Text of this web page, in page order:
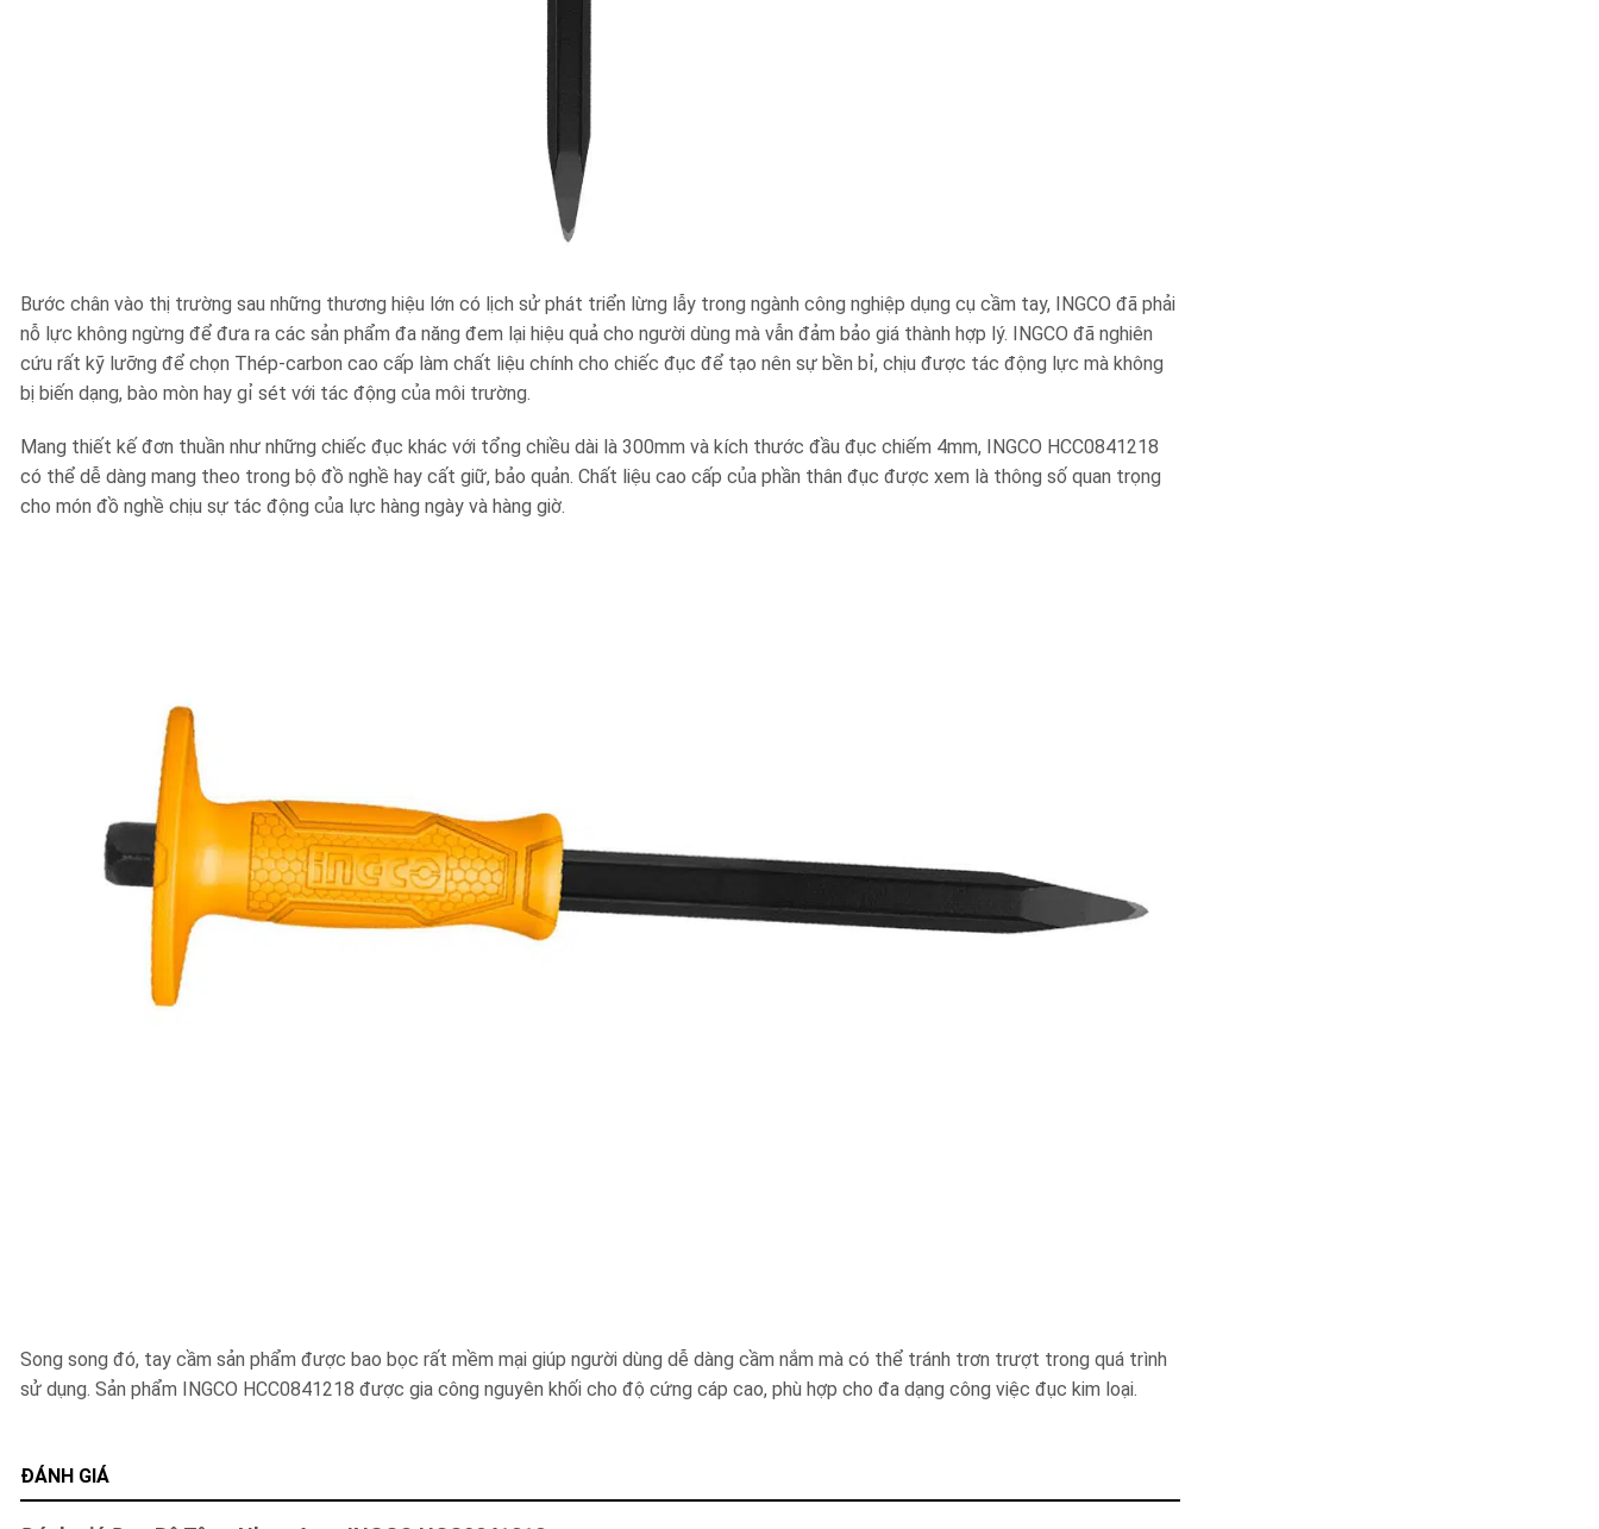
Bước chân vào thị trường sau những thương hiệu lớn có lịch sử phát triển lừng lẫy trong ngành công nghiệp dụng cụ cầm tay, INGCO đã phải
nỗ lực không ngừng để đưa ra các sản phẩm đa năng đem lại hiệu quả cho người dùng mà vẫn đảm bảo giá thành hợp lý. INGCO đã nghiên
cứu rất kỹ lưỡng để chọn Thép-carbon cao cấp làm chất liệu chính cho chiếc đục để tạo nên sự bền bỉ, chịu được tác động lực mà không
bị biến dạng, bào mòn hay gỉ sét với tác động của môi trường.
Mang thiết kế đơn thuần như những chiếc đục khác với tổng chiều dài là 300mm và kích thước đầu đục chiếm 4mm, INGCO HCC0841218
có thể dễ dàng mang theo trong bộ đồ nghề hay cất giữ, bảo quản. Chất liệu cao cấp của phần thân đục được xem là thông số quan trọng
cho món đồ nghề chịu sự tác động của lực hàng ngày và hàng giờ.
Song song đó, tay cầm sản phẩm được bao bọc rất mềm mại giúp người dùng dễ dàng cầm nắm mà có thể tránh trơn trượt trong quá trình
sử dụng. Sản phẩm INGCO HCC0841218 được gia công nguyên khối cho độ cứng cáp cao, phù hợp cho đa dạng công việc đục kim loại.
ĐÁNH GIÁ